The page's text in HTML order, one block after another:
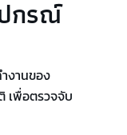
กรณ์
งานของ
เพื่อตรวจจับ